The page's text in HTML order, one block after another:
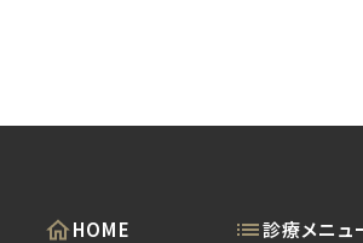
HOME
診療メニュ